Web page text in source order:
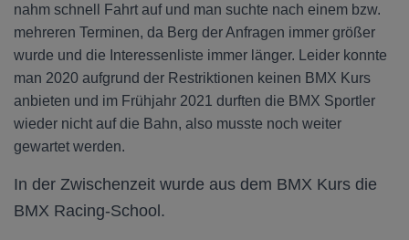
nahm schnell Fahrt auf und man suchte nach einem bzw.
mehreren Terminen, da Berg der Anfragen immer größer
wurde und die Interessenliste immer länger. Leider konnte
man 2020 aufgrund der Restriktionen keinen BMX Kurs
anbieten und im Frühjahr 2021 durften die BMX Sportler
wieder nicht auf die Bahn, also musste noch weiter
gewartet werden.
In der Zwischenzeit wurde aus dem BMX Kurs die
BMX Racing-School.